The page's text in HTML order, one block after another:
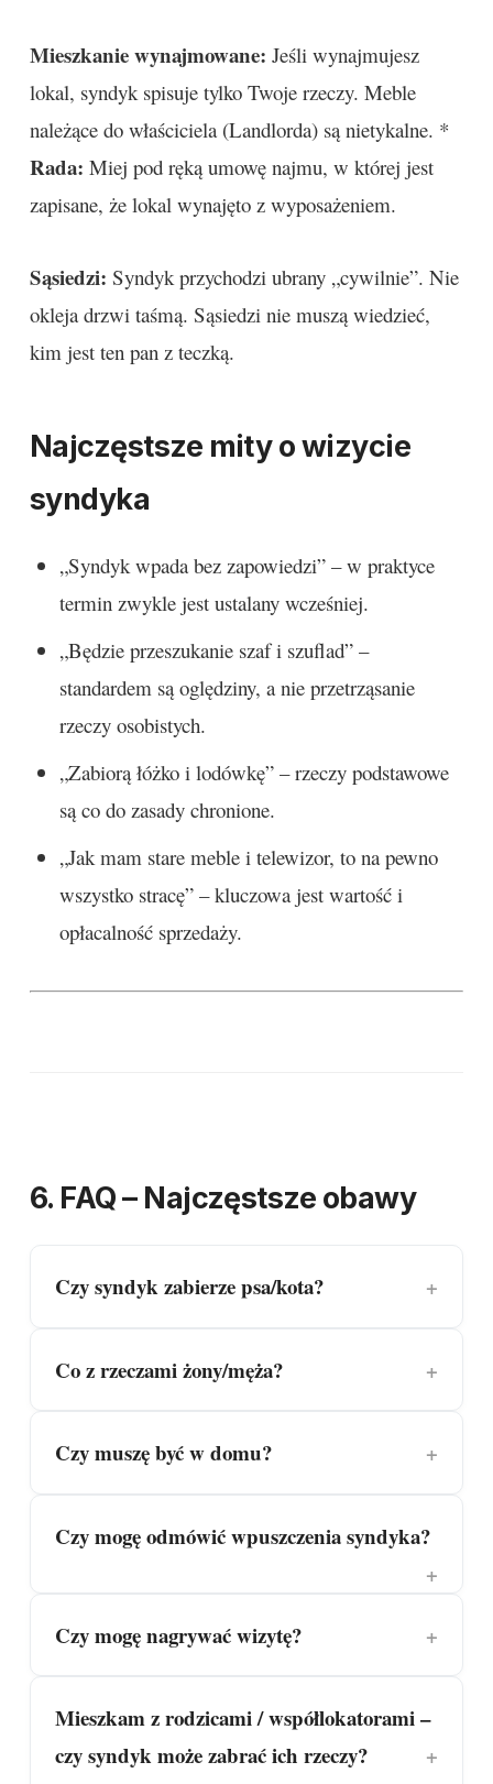
Mieszkanie wynajmowane: Jeśli wynajmujesz
lokal, syndyk spisuje tylko Twoje rzeczy. Meble
należące do właściciela (Landlorda) są nietykalne. *
Rada: Miej pod ręką umowę najmu, w której jest
zapisane, że lokal wynajęto z wyposażeniem.
Sąsiedzi: Syndyk przychodzi ubrany „cywilnie”. Nie
okleja drzwi taśmą. Sąsiedzi nie muszą wiedzieć,
kim jest ten pan z teczką.
Najczęstsze mity o wizycie
syndyka
„Syndyk wpada bez zapowiedzi” – w praktyce
termin zwykle jest ustalany wcześniej.
„Będzie przeszukanie szaf i szuflad” –
standardem są oględziny, a nie przetrząsanie
rzeczy osobistych.
„Zabiorą łóżko i lodówkę” – rzeczy podstawowe
są co do zasady chronione.
„Jak mam stare meble i telewizor, to na pewno
wszystko stracę” – kluczowa jest wartość i
opłacalność sprzedaży.
6. FAQ – Najczęstsze obawy
Czy syndyk zabierze psa/kota?
Co z rzeczami żony/męża?
Czy muszę być w domu?
Czy mogę odmówić wpuszczenia syndyka?
Czy mogę nagrywać wizytę?
Mieszkam z rodzicami / współlokatorami –
czy syndyk może zabrać ich rzeczy?